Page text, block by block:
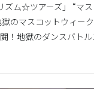
ズム☆ツアーズ」 “マ
のマスコットウィー
！地獄のダンスバト